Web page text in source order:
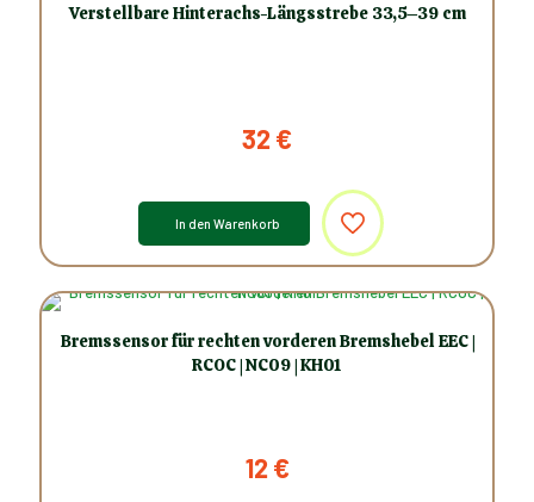
Verstellbare Hinterachs-Längsstrebe 33,5–39 cm
32€
In den Warenkorb
Bremssensor für rechten vorderen Bremshebel EEC |
RCOC | NC09 | KH01
12 €